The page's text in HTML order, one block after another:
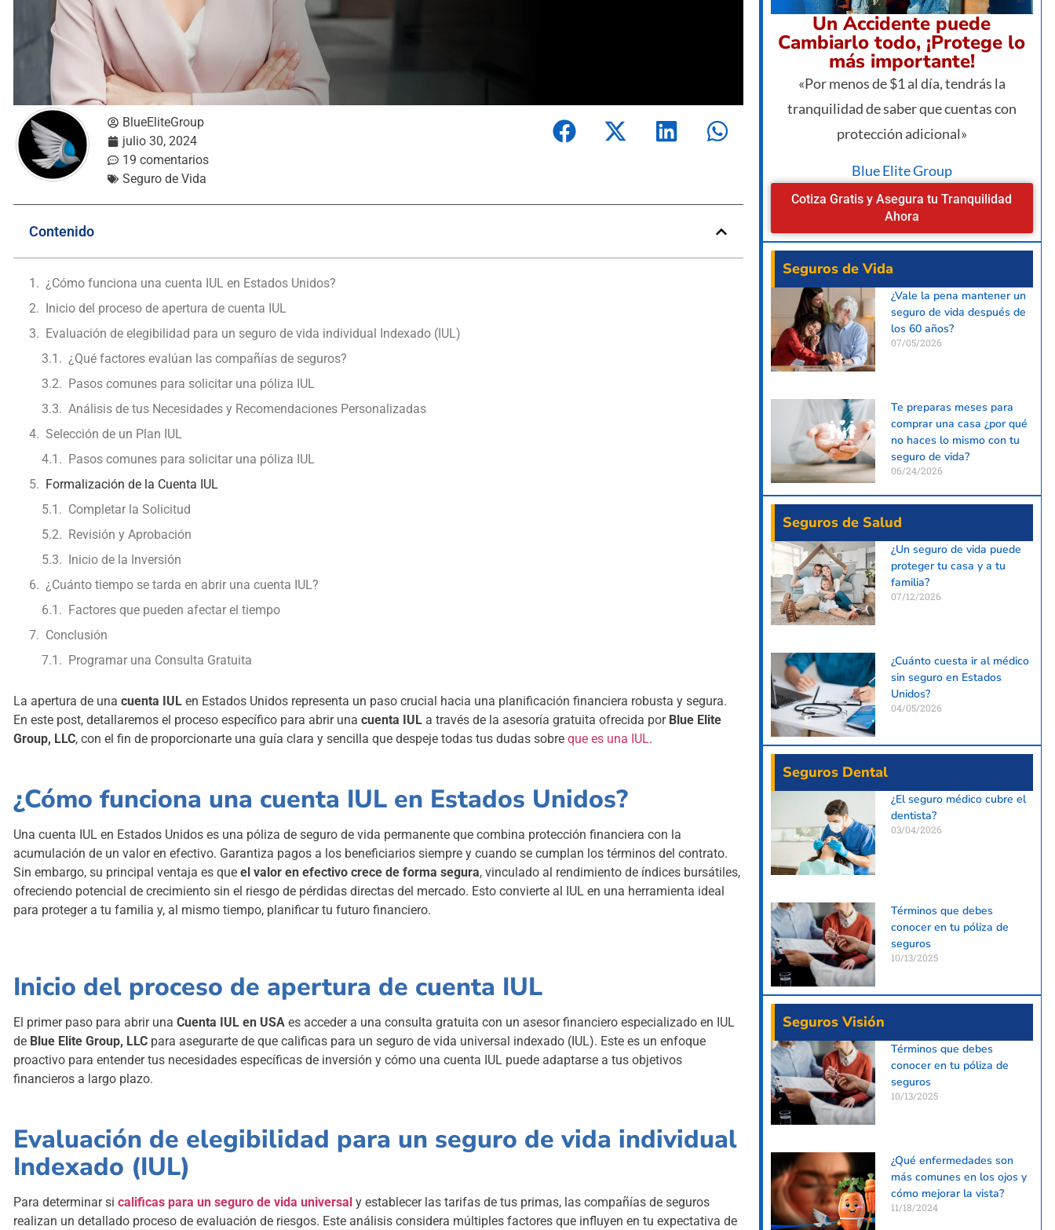
BlueEliteGroup
julio 30, 2024
19 comentarios
Seguro de Vida
Contenido
¿Cómo funciona una cuenta IUL en Estados Unidos?
Inicio del proceso de apertura de cuenta IUL
Evaluación de elegibilidad para un seguro de vida individual Indexado (IUL)
¿Qué factores evalúan las compañías de seguros?
Pasos comunes para solicitar una póliza IUL
Análisis de tus Necesidades y Recomendaciones Personalizadas
Selección de un Plan IUL
Pasos comunes para solicitar una póliza IUL
Formalización de la Cuenta IUL
Completar la Solicitud
Revisión y Aprobación
Inicio de la Inversión
¿Cuánto tiempo se tarda en abrir una cuenta IUL?
Factores que pueden afectar el tiempo
Conclusión
Programar una Consulta Gratuita
La apertura de una cuenta IUL en Estados Unidos representa un paso crucial hacia una planificación financiera robusta y segura.
En este post, detallaremos el proceso específico para abrir una cuenta IUL a través de la asesoría gratuita ofrecida por Blue Elite
Group, LLC, con el fin de proporcionarte una guía clara y sencilla que despeje todas tus dudas sobre que es una IUL.
¿Cómo funciona una cuenta IUL en Estados Unidos?
Una cuenta IUL en Estados Unidos es una póliza de seguro de vida permanente que combina protección financiera con la
acumulación de un valor en efectivo. Garantiza pagos a los beneficiarios siempre y cuando se cumplan los términos del contrato.
Sin embargo, su principal ventaja es que el valor en efectivo crece de forma segura, vinculado al rendimiento de índices bursátiles,
ofreciendo potencial de crecimiento sin el riesgo de pérdidas directas del mercado. Esto convierte al IUL en una herramienta ideal
para proteger a tu familia y, al mismo tiempo, planificar tu futuro financiero.
Inicio del proceso de apertura de cuenta IUL
El primer paso para abrir una Cuenta IUL en USA es acceder a una consulta gratuita con un asesor financiero especializado en IUL
de Blue Elite Group, LLC para asegurarte de que calificas para un seguro de vida universal indexado (IUL). Este es un enfoque
proactivo para entender tus necesidades específicas de inversión y cómo una cuenta IUL puede adaptarse a tus objetivos
financieros a largo plazo.
Evaluación de elegibilidad para un seguro de vida individual
Indexado (IUL)
Para determinar si calificas para un seguro de vida universal y establecer las tarifas de tus primas, las compañías de seguros
realizan un detallado proceso de evaluación de riesgos. Este análisis considera múltiples factores que influyen en tu expectativa de
Un Accidente puede
Cambiarlo todo, ¡Protege lo
más importante!
«Por menos de $1 al día, tendrás la
tranquilidad de saber que cuentas con
protección adicional»
Blue Elite Group
Cotiza Gratis y Asegura tu Tranquilidad
Ahora
Seguros de Vida
¿Vale la pena mantener un
seguro de vida después de
los 60 años?
07/05/2026
Te preparas meses para
comprar una casa ¿por qué
no haces lo mismo con tu
seguro de vida?
06/24/2026
Seguros de Salud
¿Un seguro de vida puede
proteger tu casa y a tu
familia?
07/12/2026
¿Cuánto cuesta ir al médico
sin seguro en Estados
Unidos?
04/05/2026
Seguros Dental
¿El seguro médico cubre el
dentista?
03/04/2026
Términos que debes
conocer en tu póliza de
seguros
10/13/2025
Seguros Visión
Términos que debes
conocer en tu póliza de
seguros
10/13/2025
¿Qué enfermedades son
más comunes en los ojos y
cómo mejorar la vista?
11/18/2024